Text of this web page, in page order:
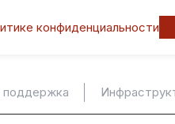
конфиденциальности
поддержка